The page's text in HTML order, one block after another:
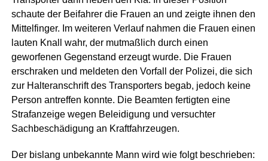
schaute der Beifahrer die Frauen an und zeigte ihnen den
Mittelfinger. Im weiteren Verlauf nahmen die Frauen einen
lauten Knall wahr, der mutmaßlich durch einen
geworfenen Gegenstand erzeugt wurde. Die Frauen
erschraken und meldeten den Vorfall der Polizei, die sich
zur Halteranschrift des Transporters begab, jedoch keine
Person antreffen konnte. Die Beamten fertigten eine
Strafanzeige wegen Beleidigung und versuchter
Sachbeschädigung an Kraftfahrzeugen.
Der bislang unbekannte Mann wird wie folgt beschrieben: